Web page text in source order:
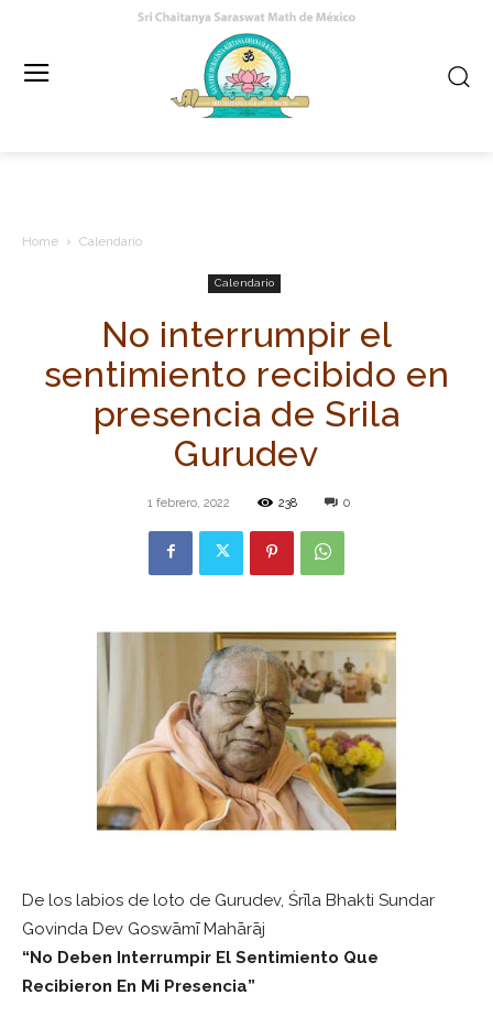
Home Calendario
Calendario
No interrumpir el
sentimiento recibido en
presencia de Srila
Gurudev
1 febrero, 2022 238 0
De los labios de loto de Gurudev, Śrīla Bhakti Sundar
Govinda Dev Goswāmī Mahārāj
“No Deben Interrumpir El Sentimiento Que
Recibieron En Mi Presencia”